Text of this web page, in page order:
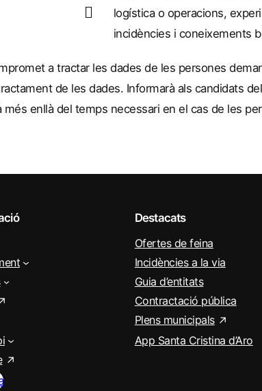
logística o operacions,
incidències i coneixements
a tractar les dades de les persones
de les dades. Informarà als candidats
enllà del temps necessari en el cas de les
Destacats
Ofertes de feina
Incidències a la via
Guia d’entitats
Contractació pública
Plens municipals
App Santa Cristina d’Aro